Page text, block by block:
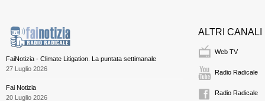
FaiNotizia - Climate Litigation. La puntata settimanale
27 Luglio 2026
Fai Notizia
20 Luglio 2026
ALTRI CANALI
Web TV
Radio Radicale
Radio Radicale